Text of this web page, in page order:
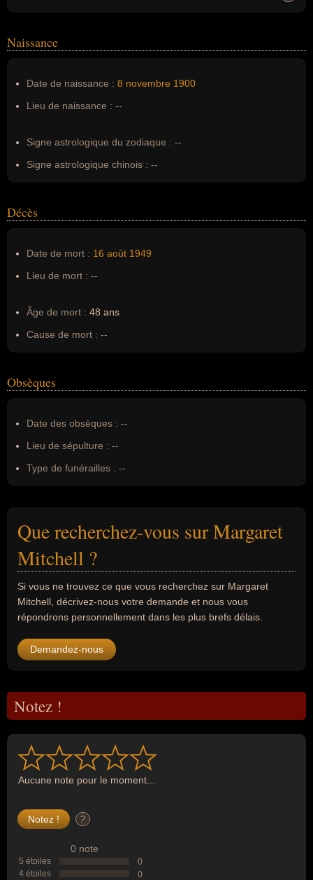
Nom de famille :Mitchell
Naissance
Date de naissance : 8 novembre 1900
Lieu de naissance : --
Signe astrologique du zodiaque : --
Signe astrologique chinois : --
Décès
Date de mort : 16 août 1949
Lieu de mort : --
Âge de mort : 48 ans
Cause de mort : --
Obsèques
Date des obsèques : --
Lieu de sépulture : --
Type de funérailles : --
Que recherchez-vous sur Margaret
Mitchell ?
Si vous ne trouvez ce que vous recherchez sur Margaret
Mitchell, décrivez-nous votre demande et nous vous
répondrons personnellement dans les plus brefs délais.
Demandez-nous
Notez !
Aucune note pour le moment...
?
0 note
5 étoiles
0
4 étoiles
0